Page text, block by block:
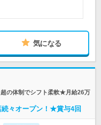
気になる
の体制でシフト柔軟★月給26万
続々オープン！★賞与4回